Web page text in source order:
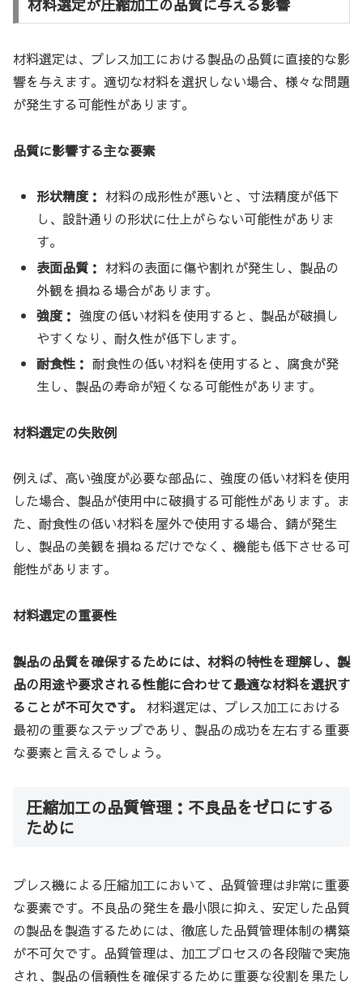
材料選定が圧縮加工の品質に与える影響
材料選定は、プレス加工における製品の品質に直接的な影
響を与えます。適切な材料を選択しない場合、様々な問題
が発生する可能性があります。
品質に影響する主な要素
形状精度： 材料の成形性が悪いと、寸法精度が低下
し、設計通りの形状に仕上がらない可能性がありま
す。
表面品質： 材料の表面に傷や割れが発生し、製品の
外観を損ねる場合があります。
強度： 強度の低い材料を使用すると、製品が破損し
やすくなり、耐久性が低下します。
耐食性： 耐食性の低い材料を使用すると、腐食が発
生し、製品の寿命が短くなる可能性があります。
材料選定の失敗例
例えば、高い強度が必要な部品に、強度の低い材料を使用
した場合、製品が使用中に破損する可能性があります。ま
た、耐食性の低い材料を屋外で使用する場合、錆が発生
し、製品の美観を損ねるだけでなく、機能も低下させる可
能性があります。
材料選定の重要性
製品の品質を確保するためには、材料の特性を理解し、製
品の用途や要求される性能に合わせて最適な材料を選択す
ることが不可欠です。
材料選定は、プレス加工における
最初の重要なステップであり、製品の成功を左右する重要
な要素と言えるでしょう。
圧縮加工の品質管理：不良品をゼロにする
ために
プレス機による圧縮加工において、品質管理は非常に重要
な要素です。不良品の発生を最小限に抑え、安定した品質
の製品を製造するためには、徹底した品質管理体制の構築
が不可欠です。品質管理は、加工プロセスの各段階で実施
され、製品の信頼性を確保するために重要な役割を果たし